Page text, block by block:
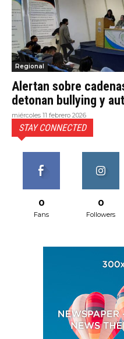
Regional
Alertan sobre
detonan bullying y
miércoles 11 febrero 2026
STAY CONNECTED
0
Fans
0
Followers